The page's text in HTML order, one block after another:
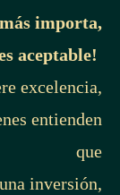
importa,
aceptable!
excelencia,
entienden
que
inversión,